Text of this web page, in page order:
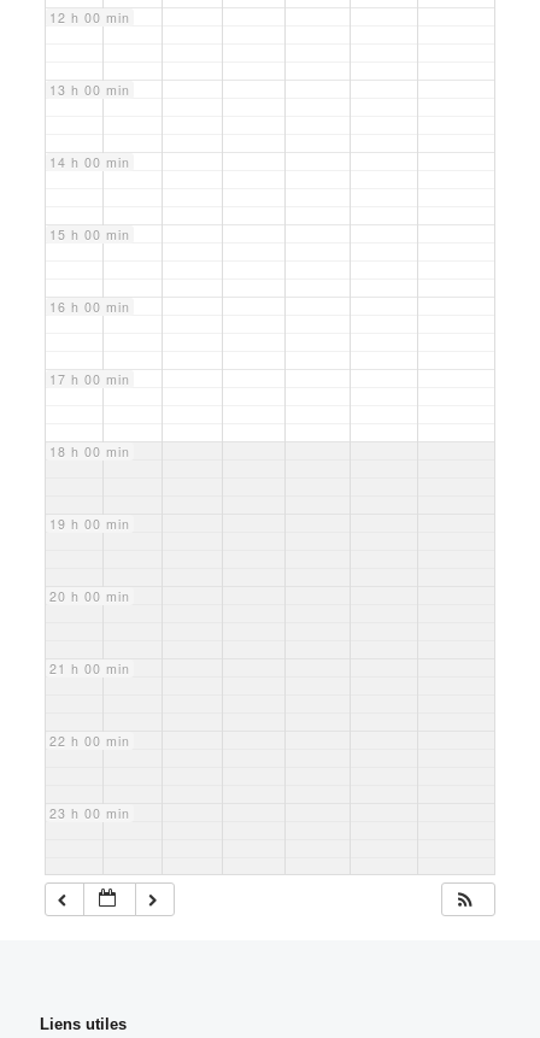
12 h 00 min
13 h 00 min
14 h 00 min
15 h 00 min
16 h 00 min
17 h 00 min
18 h 00 min
19 h 00 min
20 h 00 min
21 h 00 min
22 h 00 min
23 h 00 min
Liens utiles